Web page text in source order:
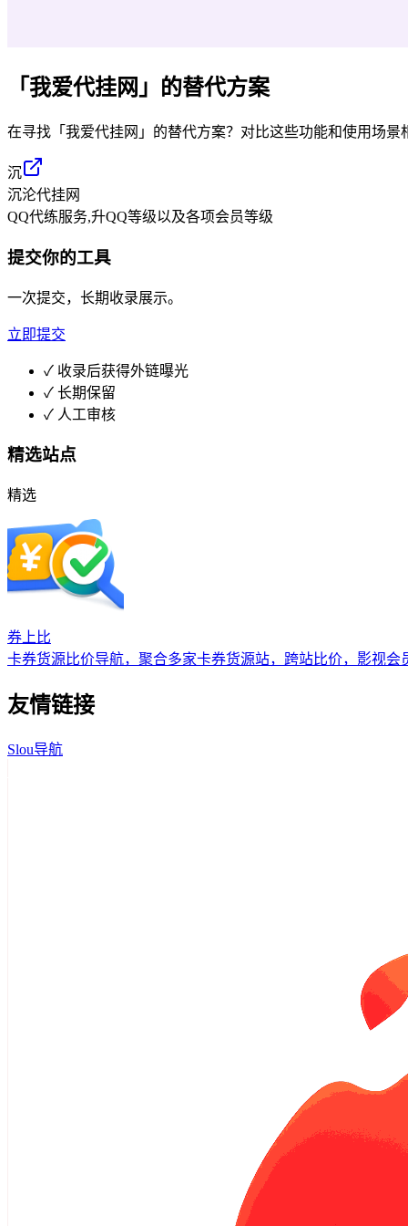
「 我爱代挂网 」的替代方案
在寻找「 我爱代挂网 」的替代方案？对比这些功能和使用场景
沉
沉沦代挂网
QQ代练服务,升QQ等级以及各项会员等级
提交你的工具
一次提交，长期收录展示。
立即提交
✓ 收录后获得外链曝光
✓ 长期保留
✓ 人工审核
精选站点
精选
券上比
卡券货源比价导航，聚合多家卡券货源站，跨站比价，影视会
友情链接
Slou导航